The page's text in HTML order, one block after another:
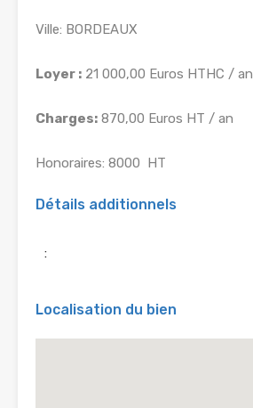
Ville: BORDEAUX
Loyer : 21 000,00 Euros HTHC / an
Charges: 870,00 Euros HT / an
Honoraires: 8000  HT
Détails additionnels
:
Localisation du bien